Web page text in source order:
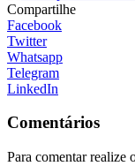
Compartilhe
Facebook
Twitter
Whatsapp
Telegram
LinkedIn
Comentários
Para comentar realize